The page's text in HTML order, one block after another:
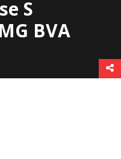
S
BVA